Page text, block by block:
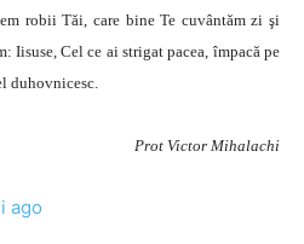
robii Tăi, care bine Te cuvântăm zi şi
Iisuse, Cel ce ai strigat pacea, împacă pe
duhovnicesc.
Prot Victor Mihalachi
ago